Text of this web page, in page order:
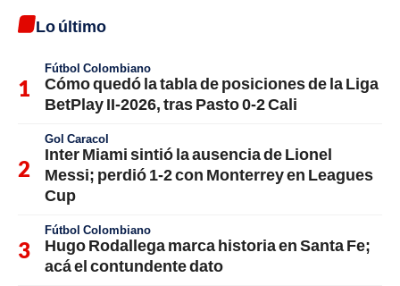
Lo último
Fútbol Colombiano
Cómo quedó la tabla de posiciones de la Liga
BetPlay II-2026, tras Pasto 0-2 Cali
Gol Caracol
Inter Miami sintió la ausencia de Lionel
Messi; perdió 1-2 con Monterrey en Leagues
Cup
Fútbol Colombiano
Hugo Rodallega marca historia en Santa Fe;
acá el contundente dato